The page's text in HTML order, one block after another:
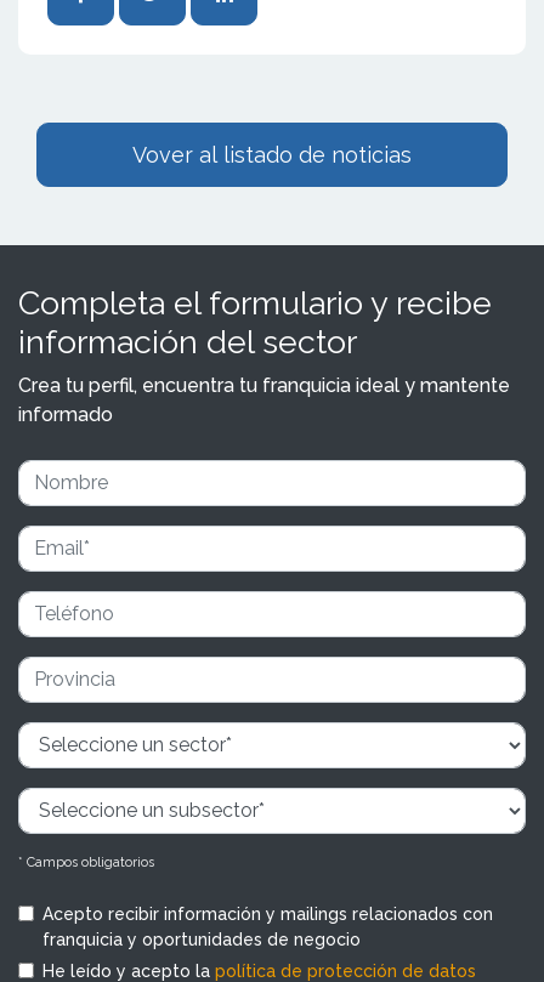
Vover al listado de noticias
Completa el formulario y recibe
información del sector
Crea tu perfil, encuentra tu franquicia ideal y mantente
informado
* Campos obligatorios
Acepto recibir información y mailings relacionados con
franquicia y oportunidades de negocio
He leído y acepto la política de protección de datos